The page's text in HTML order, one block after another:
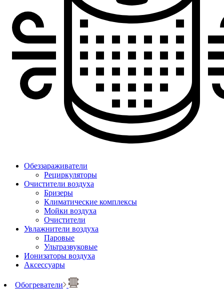
Обеззараживатели
Рециркуляторы
Очистители воздуха
Бризеры
Климатические комплексы
Мойки воздуха
Очистители
Увлажнители воздуха
Паровые
Ультразвуковые
Ионизаторы воздуха
Аксессуары
Обогреватели